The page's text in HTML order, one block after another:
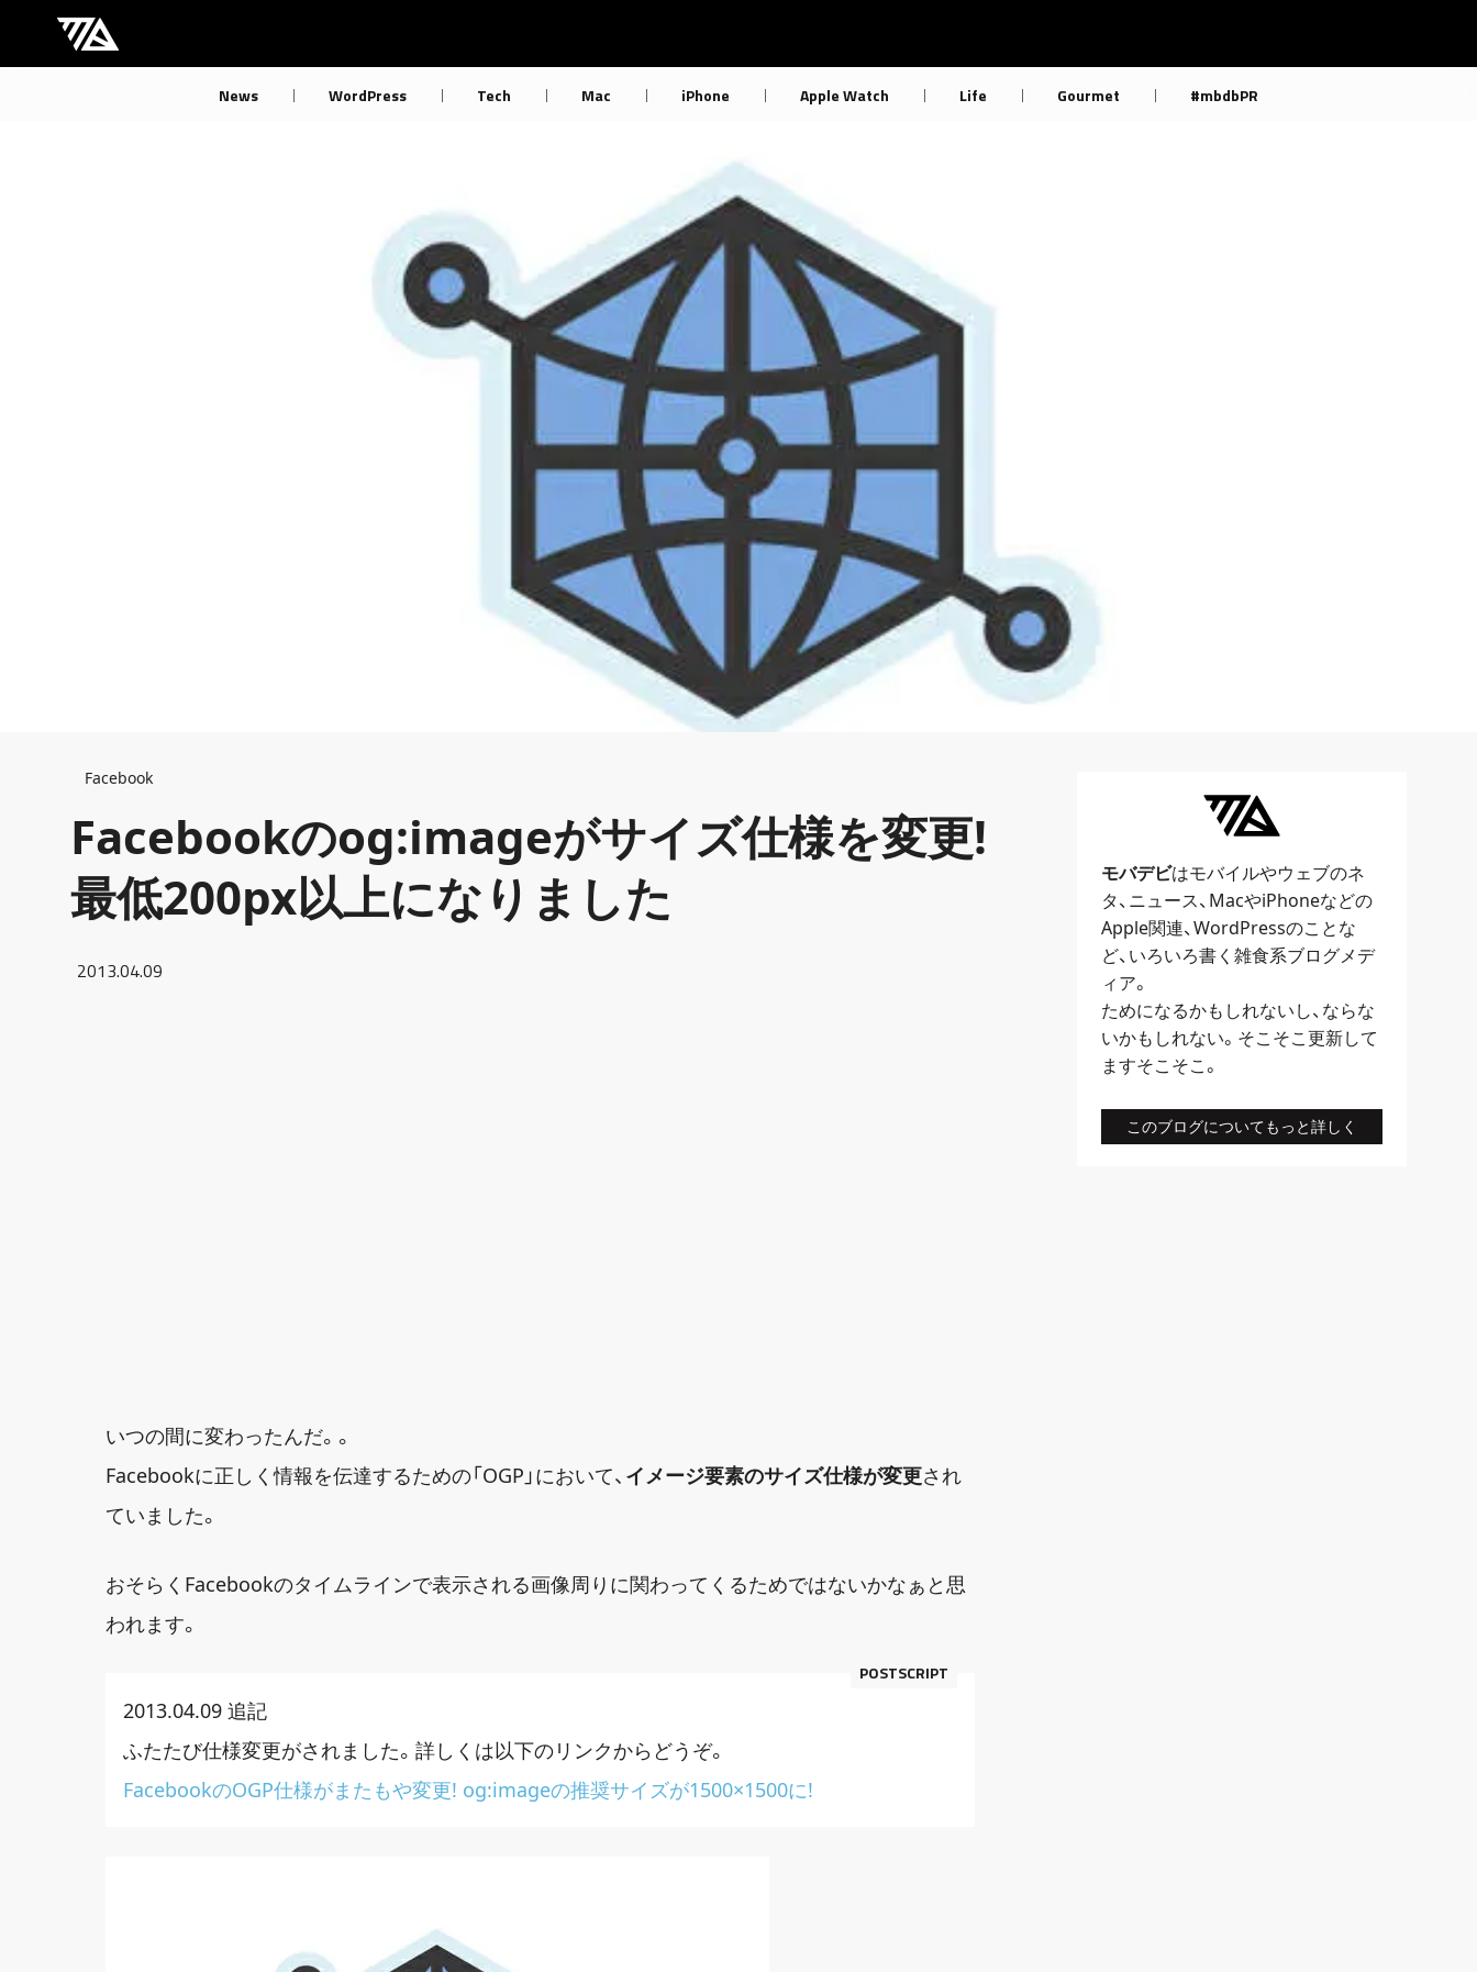
[M] mbdb [モバデビ]
News WordPress Tech Mac iPhone Apple Watch Life Gourmet #mbdbPR
Breadcrumb
Facebook
Facebookのog:imageがサイズ仕様を変更!
最低200px以上になりました
2013.04.09
いつの間に変わったんだ。。
Facebookに正しく情報を伝達するための「OGP」において、 イメージ要素のサイズ仕様が変更され
ていました。
おそらくFacebookのタイムラインで表示される画像周りに関わってくるためではないかなぁと思
われます。
2013.04.09 追記
ふたたび仕様変更がされました。詳しくは以下のリンクからどうぞ。
FacebookのOGP仕様がまたもや変更! og:imageの推奨サイズが1500×1500に!
モバデビはモバイルやウェブのネ
タ、 ニュース、 MacやiPhoneなどの
Apple関連、WordPressのことな
ど、いろいろ書く雑食系ブログメデ
ィア。
ためになるかもしれないし、ならな
いかもしれない。そこそこ更新して
ますそこそこ。
このブログについてもっと詳しく